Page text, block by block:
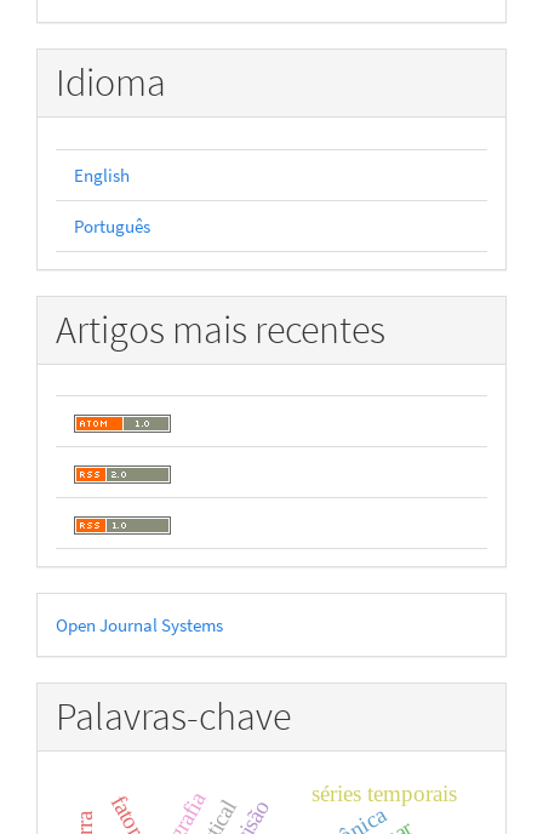
Idioma
English
Português
Artigos mais recentes
Desenvolvido
por
Open Journal Systems
Palavras-chave
séries temporais